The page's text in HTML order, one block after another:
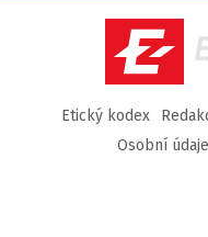
Etický kodex
Osobní